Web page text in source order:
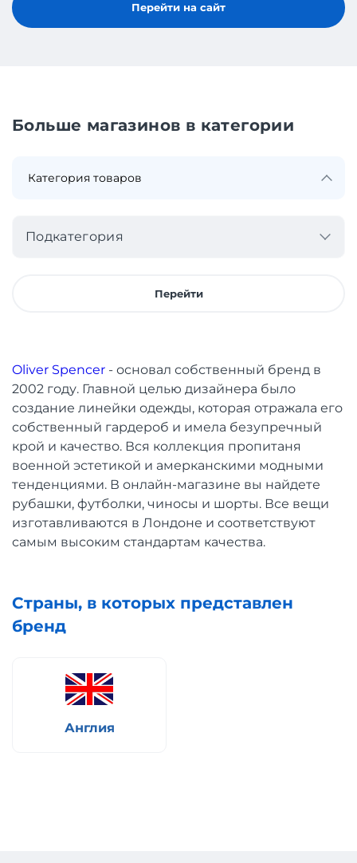
Перейти на сайт
Больше магазинов в категории
Подкатегория
Перейти
Oliver Spencer - основал собственный бренд в
2002 году. Главной целью дизайнера было
создание линейки одежды, которая отражала его
собственный гардероб и имела безупречный
крой и качество. Вся коллекция пропитаня
военной эстетикой и амерканскими модными
тенденциями. В онлайн-магазине вы найдете
рубашки, футболки, чиносы и шорты. Все вещи
изготавливаются в Лондоне и соответствуют
самым высоким стандартам качества.
Страны, в которых представлен
бренд
Англия